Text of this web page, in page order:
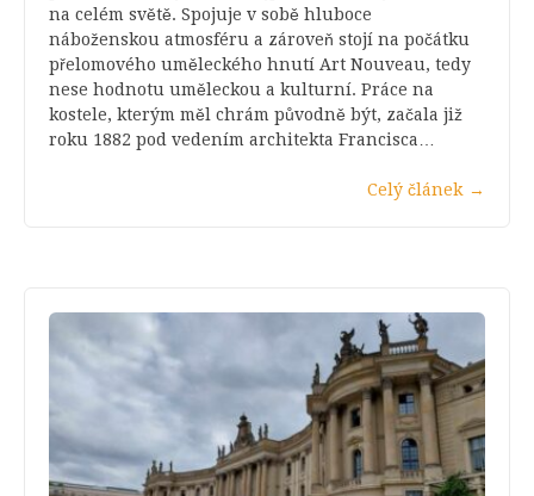
na celém světě. Spojuje v sobě hluboce
náboženskou atmosféru a zároveň stojí na počátku
přelomového uměleckého hnutí Art Nouveau, tedy
nese hodnotu uměleckou a kulturní. Práce na
kostele, kterým měl chrám původně být, začala již
roku 1882 pod vedením architekta Francisca…
Celý článek →